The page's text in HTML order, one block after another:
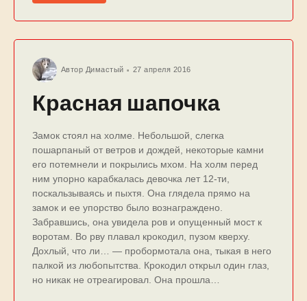
Автор Димастый 27 апреля 2016
Красная шапочка
Замок стоял на холме. Небольшой, слегка
пошарпаный от ветров и дождей, некоторые камни
его потемнели и покрылись мхом. На холм перед
ним упорно карабкалась девочка лет 12-ти,
поскальзываясь и пыхтя. Она глядела прямо на
замок и ее упорство было вознаграждено.
Забравшись, она увидела ров и опущенный мост к
воротам. Во рву плавал крокодил, пузом кверху.
Дохлый, что ли… — пробормотала она, тыкая в него
палкой из любопытства. Крокодил открыл один глаз,
но никак не отреагировал. Она прошла…